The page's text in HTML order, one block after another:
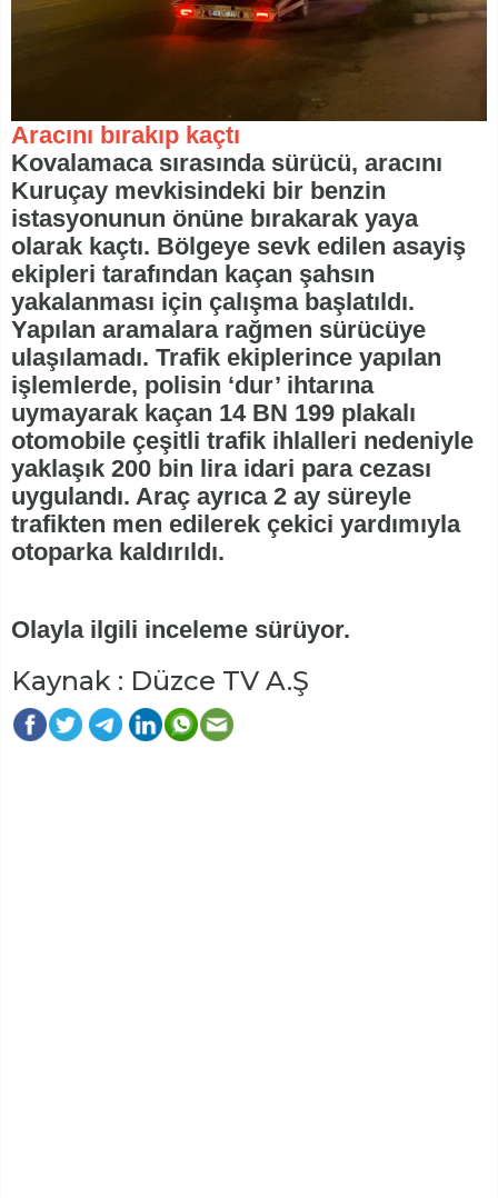
Aracını bırakıp kaçtı
Kovalamaca sırasında sürücü, aracını
Kuruçay mevkisindeki bir benzin
istasyonunun önüne bırakarak yaya
olarak kaçtı. Bölgeye sevk edilen asayiş
ekipleri tarafından kaçan şahsın
yakalanması için çalışma başlatıldı.
Yapılan aramalara rağmen sürücüye
ulaşılamadı. Trafik ekiplerince yapılan
işlemlerde, polisin ‘dur’ ihtarına
uymayarak kaçan 14 BN 199 plakalı
otomobile çeşitli trafik ihlalleri nedeniyle
yaklaşık 200 bin lira idari para cezası
uygulandı. Araç ayrıca 2 ay süreyle
trafikten men edilerek çekici yardımıyla
otoparka kaldırıldı.
Olayla ilgili inceleme sürüyor.
Kaynak : Düzce TV A.Ş